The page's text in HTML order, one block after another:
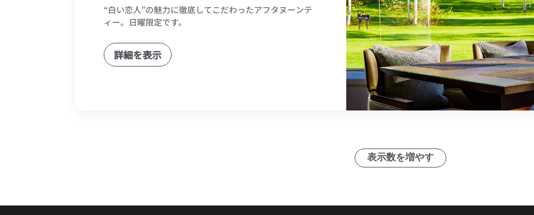
“白い恋人”の魅力に徹底してこだわったアフタヌーンテ
ィー。日曜限定です。
詳細を表示
表示数を増やす